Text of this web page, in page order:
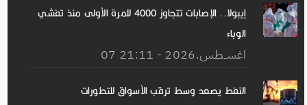
إيبولا.. الإصابات تتجاوز 4000 للمرة الأولى منذ تفشي
الوباء
07 اغســطس.2026 - 21:11
النفط يصعد وسط ترقب الأسواق للتطورات